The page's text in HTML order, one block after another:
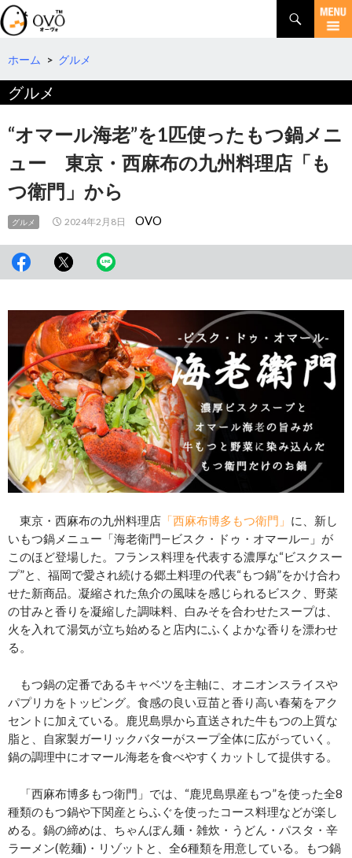
検
索
コ
テ
ツ
へ
移
ホーム > グルメ
グルメ
“オマール海老”を1匹使ったもつ鍋メニ
ュー 東京・西麻布の九州料理店「も
つ衛門」から
グルメ 2024年2月8日 OVO
東京・西麻布の九州料理店 「西麻布博多もつ衛門」 に、新し
いもつ鍋メニュー「海老衛門―ビスク・ドゥ・オマール―」が
このほど登場した。フランス料理を代表する濃厚な“ビスクスー
プ”と、福岡で愛され続ける郷土料理の代表“もつ鍋”をかけ合わ
せた新商品。凝縮された魚介の風味を感じられるビスク、野菜
の甘みと香りを凝縮した調味料、白みそを合わせたスープは、
火を入れて湯気が立ち始めると店内にふくよかな香りを漂わせ
る。
もつ鍋の定番であるキャベツを主軸に、オニオンスライスや
パプリカをトッピング。食感の良い豆苗と香り高い春菊をアク
セントに加えている。鹿児島県から直送された牛もつの上質な
脂と、自家製ガーリックバターがスープ全体に広がっていく。
鍋の調理中にオマール海老を食べやすくカットして提供する。
「西麻布博多もつ衛門」では、“鹿児島県産もつ”を使った全8
種類のもつ鍋や下関産とらふぐを使ったコース料理などが楽し
める。鍋の締めは、ちゃんぽん麺・雑炊・うどん・パスタ・辛
ラーメン(乾麺)・リゾットと、全6種類を用意している。もつ鍋